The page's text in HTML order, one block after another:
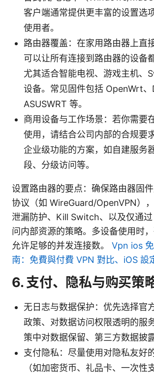
客户端通常提供更丰富的设置选
使用者。
路由器覆盖：在家用路由器上直
可以让所有连接到路由器的设备
尤其适合智能电视、游戏主机、
设备。常见固件包括 OpenWrt、
ASUSWRT 等。
商用设备与工作场景：若你需要
使用，请结合公司内部的合规要
企业级功能的方案，如自建服务
段、分级访问等。
设置路由器的要点：确保路由器固
协议（如 WireGuard/OpenVPN）
泄漏防护、Kill Switch、以及仅通
问内部资源的策略。多设备使用时
允许足够的并发连接数。 Vpn ios
南：免費與付費 VPN 對比、iOS 設
6. 支付、隐私与购买策
无日志与数据保护：优先选择官
政策、对数据访问权限透明的服
策中对数据保留、第三方数据披
支付隐私：尽量使用对隐私友好
（如加密货币、礼品卡、一次性